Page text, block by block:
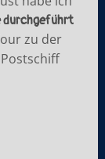
durchgeführt
zu der